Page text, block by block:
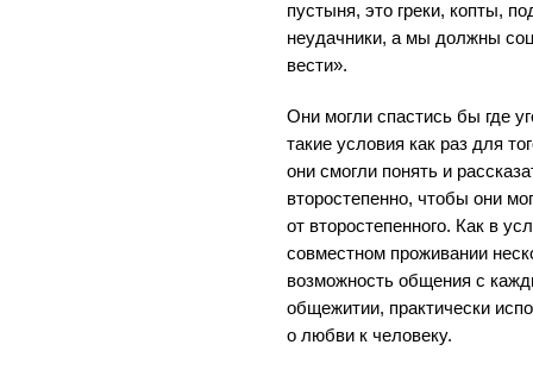
пустыня, это греки, копты,
неудачники, а мы должны
вести».
Они могли спастись бы где
такие условия как раз для
они смогли понять и
второстепенно, чтобы они
от второстепенного. Как в
совместном проживании
возможность общения с
общежитии, практически
о любви к человеку.